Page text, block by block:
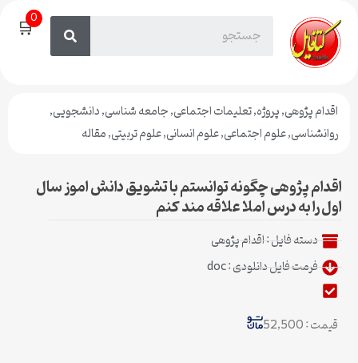
🛒0
اقدام پژوهی,پروژه,تعلیمات اجتماعی,جامعه شناسی,دانشجویی,
روانشناسی,علوم اجتماعی,علوم انسانی,علوم تربیتی,مقاله
اقدام پژوهی چگونه توانستم با تشویق دانش اموز سال
اول را به درس املا علاقه مند کنم
دسته فایل :اقدام پژوهی
فرمت فایل دانلودی : doc
قیمت : 52,500